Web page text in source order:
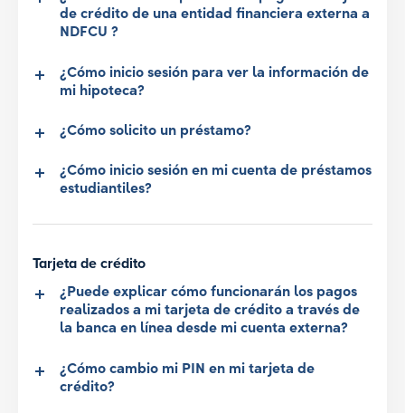
de crédito de una entidad financiera externa a
NDFCU ?
¿Cómo inicio sesión para ver la información de
mi hipoteca?
¿Cómo solicito un préstamo?
¿Cómo inicio sesión en mi cuenta de préstamos
estudiantiles?
Tarjeta de crédito
¿Puede explicar cómo funcionarán los pagos
realizados a mi tarjeta de crédito a través de
la banca en línea desde mi cuenta externa?
¿Cómo cambio mi PIN en mi tarjeta de
crédito?